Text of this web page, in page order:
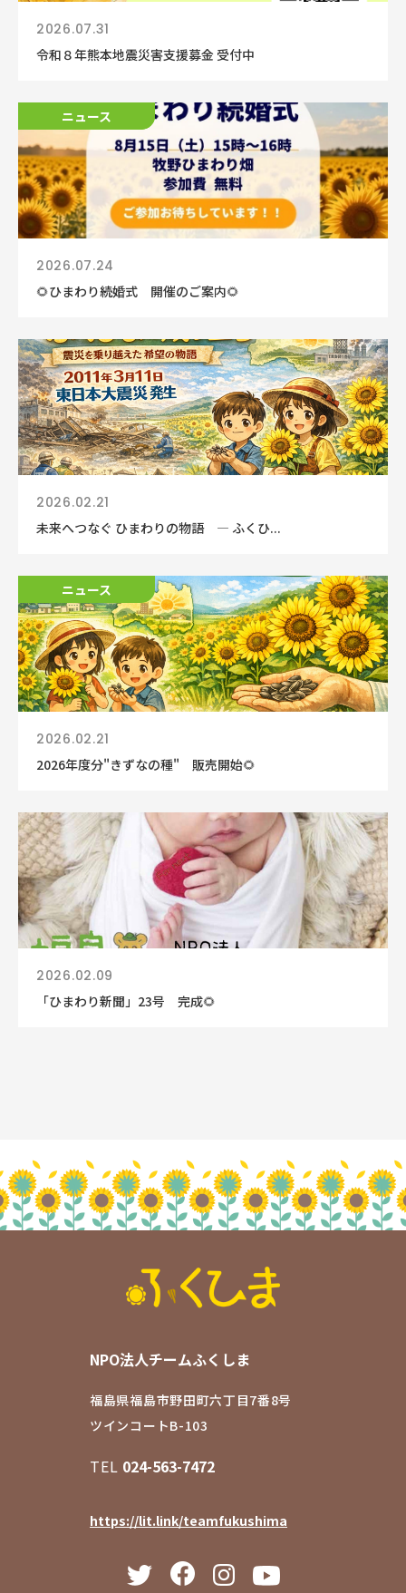
2026.07.31
令和８年熊本地震災害支援募金 受付中
ニュース
ニュース
2026.07.24
🌻ひまわり続婚式 開催のご案内🌻
2026.02.21
未来へつなぐ ひまわりの物語 ― ふくひ...
ニュース
2026.02.21
2026年度分"きずなの種" 販売開始🌻
2026.02.09
「ひまわり新聞」23号 完成🌻
NPO法人チームふくしま
福島県福島市野田町六丁目7番8号
ツインコートB-103
TEL 024-563-7472
https://lit.link/teamfukushima